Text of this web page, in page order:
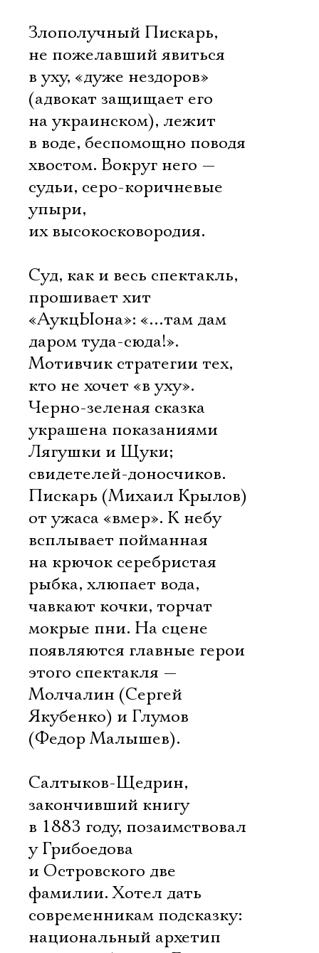
Злополучный Пискарь,
не пожелавший явиться
в уху, «дуже нездоров»
(адвокат защищает его
на украинском), лежит
в воде, беспомощно поводя
хвостом. Вокруг него —
судьи, серо-коричневые
упыри,
их высокосковородия.
Суд, как и весь спектакль,
прошивает хит
«АукцЫона»: «…там дам
даром туда-сюда!».
Мотивчик стратегии тех,
кто не хочет «в уху».
Черно-зеленая сказка
украшена показаниями
Лягушки и Щуки;
свидетелей-доносчиков.
Пискарь (Михаил Крылов)
от ужаса «вмер». К небу
всплывает пойманная
на крючок серебристая
рыбка, хлюпает вода,
чавкают кочки, торчат
мокрые пни. На сцене
появляются главные герои
этого спектакля —
Молчалин (Сергей
Якубенко) и Глумов
(Федор Малышев).
Салтыков-Щедрин,
закончивший книгу
в 1883 году, позаимствовал
у Грибоедова
и Островского две
фамилии. Хотел дать
современникам подсказку:
национальный архетип